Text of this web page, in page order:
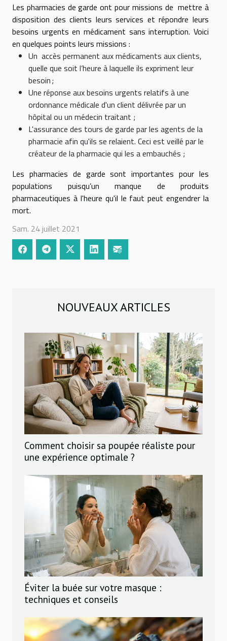
Les pharmacies de garde ont pour missions de mettre à
disposition des clients leurs services et répondre leurs
besoins urgents en médicament sans interruption. Voici
en quelques points leurs missions :
Un accès permanent aux médicaments aux clients,
quelle que soit l’heure à laquelle ils expriment leur
besoin ;
Une réponse aux besoins urgents relatifs à une
ordonnance médicale d'un client délivrée par un
hôpital ou un médecin traitant ;
L'assurance des tours de garde par les agents de la
pharmacie afin qu'ils se relaient. Ceci est veillé par le
créateur de la pharmacie qui les a embauchés ;
Les pharmacies de garde sont importantes pour les
populations puisqu’un manque de produits
pharmaceutiques à l'heure qu'il le faut peut engendrer la
mort.
Sam. 24 juillet 2021
NOUVEAUX ARTICLES
Comment choisir sa poupée réaliste pour
une expérience optimale ?
Éviter la buée sur votre masque :
techniques et conseils